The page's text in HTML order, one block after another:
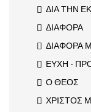
ΔΙΑ ΤΗΝ
ΔΙΑΦΟΡΑ
ΔΙΑΦΟΡΑ
ΕΥΧΗ -
Ο ΘΕΟΣ
ΧΡΙΣΤΟΣ